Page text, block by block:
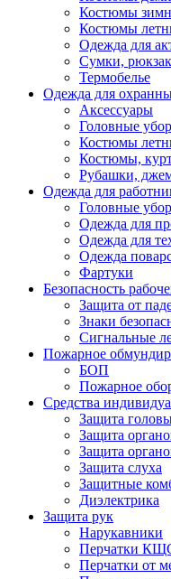
Костюмы
Костюмы
Одежда для
Сумки,
Термобелье
Одежда для
Аксессуары
Головные
Костюмы
Костюмы,
Рубашки,
Одежда для
Головные
Одежда для
Одежда для
Одежда
Фартуки
Безопасность
Защита от
Знаки
Сигнальные
Пожарное
БОП
Пожарное
Средства
Защита
Защита
Защита
Защита слуха
Защитные
Диэлектрика
Защита рук
Нарукавники
Перчатки
Перчатки от